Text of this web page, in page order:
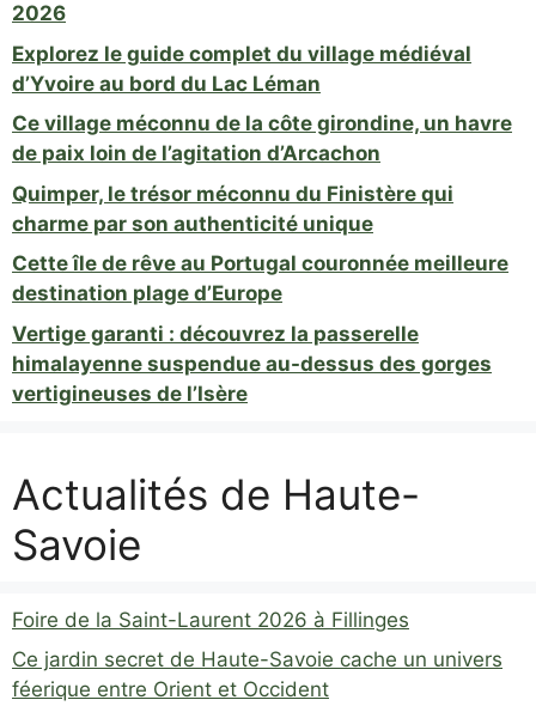
2026
Explorez le guide complet du village médiéval
d’Yvoire au bord du Lac Léman
Ce village méconnu de la côte girondine, un havre
de paix loin de l’agitation d’Arcachon
Quimper, le trésor méconnu du Finistère qui
charme par son authenticité unique
Cette île de rêve au Portugal couronnée meilleure
destination plage d’Europe
Vertige garanti : découvrez la passerelle
himalayenne suspendue au-dessus des gorges
vertigineuses de l’Isère
Actualités de Haute-
Savoie
Foire de la Saint-Laurent 2026 à Fillinges
Ce jardin secret de Haute-Savoie cache un univers
féerique entre Orient et Occident